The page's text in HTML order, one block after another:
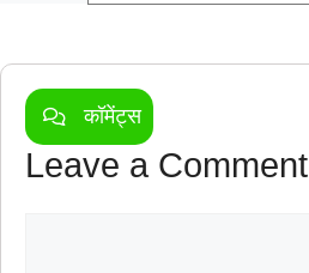
कॉमेंट्स
Leave a Comment